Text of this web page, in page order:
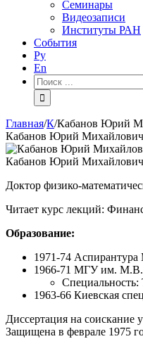
Семинары
Видеозаписи
Институты РАН
События
Ру
En
Результат
поиска:
Главная/К/Кабанов Юрий
Кабанов Юрий Михайлович
Кабанов Юрий Михайлович
Доктор физико-
Читает курс лекций:
Образование:
1971-74
1966-71 МГУ им. М.В.
Специальность:
1963-66 Киевская
Диссертация на соискание
Защищена в феврале 1975